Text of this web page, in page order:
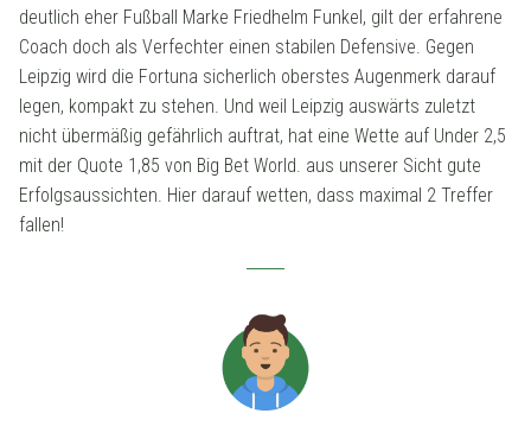
deutlich eher Fußball Marke Friedhelm Funkel, gilt der erfahrene
Coach doch als Verfechter einen stabilen Defensive. Gegen
Leipzig wird die Fortuna sicherlich oberstes Augenmerk darauf
legen, kompakt zu stehen. Und weil Leipzig auswärts zuletzt
nicht übermäßig gefährlich auftrat, hat eine Wette auf Under 2,5
mit der Quote 1,85 von Big Bet World. aus unserer Sicht gute
Erfolgsaussichten. Hier darauf wetten, dass maximal 2 Treffer
fallen!